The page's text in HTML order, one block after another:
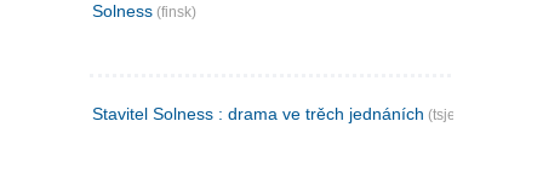
Solness (finsk)
Stavitel Solness : drama ve trěch jednáních (tsjekkisk)